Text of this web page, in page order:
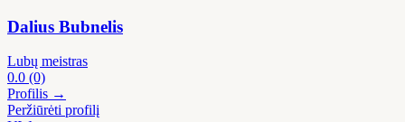
Dalius Bubnelis
Lubų meistras
0.0 (0)
Profilis →
Peržiūrėti profilį